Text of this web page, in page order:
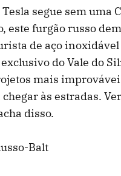
segue sem uma
este furgão russo
de aço inoxidável
do Vale do
mais
às estradas.
disso.
Balt